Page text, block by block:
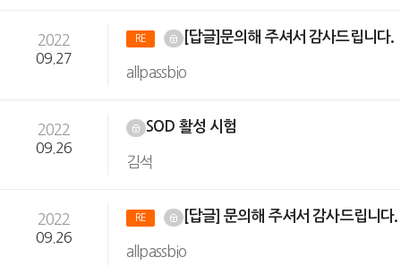
2022
09.27
RE [답글]문의해 주셔서 감사드립니다.
allpassbio
2022
09.26
SOD 활성 시험
김석
2022
09.26
RE [답글] 문의해 주셔서 감사드립니다.
allpassbio